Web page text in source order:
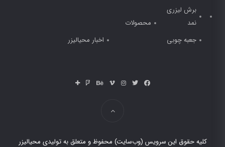
برش لیزری
نمد
محصولات
جعبه چوبی
اخبار محیالیزر
کلیه حقوق این سرویس (وب‌سایت) محفوظ و متعلق به تولیدی محیالیزر